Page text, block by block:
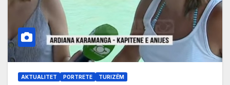
AKTUALITET PORTRETE TURIZËM